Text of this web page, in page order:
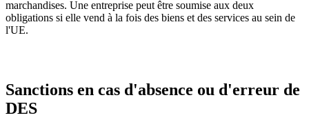
marchandises. Une entreprise peut être soumise aux deux
obligations si elle vend à la fois des biens et des services au sein de
l'UE.
Sanctions en cas d'absence ou d'erreur de
DES